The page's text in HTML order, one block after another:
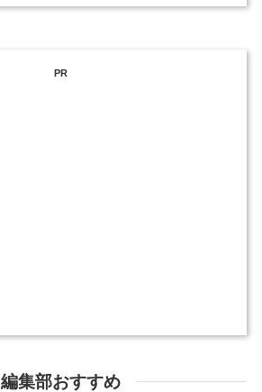
PR
編集部おすすめ